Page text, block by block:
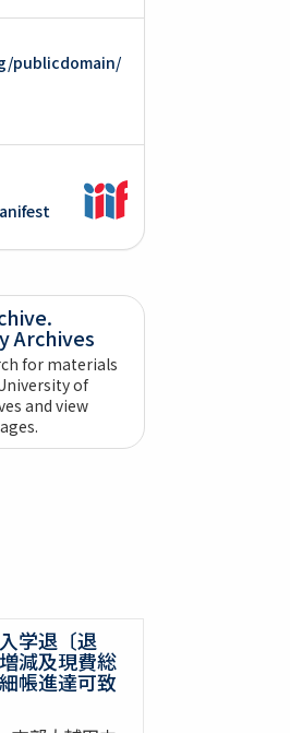
publicdomain/
Archives
for materials
of
and view
学退〔退
減及現費総
帳進達可致